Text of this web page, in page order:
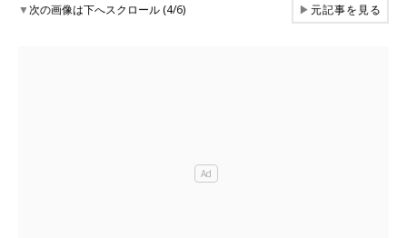
▼次の画像は下へスクロール (4/6) ▶元記事を見る